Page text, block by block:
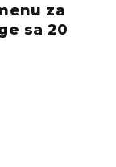
za
sa 20